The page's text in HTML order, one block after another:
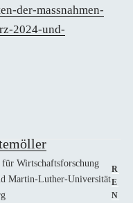
der-massnahmen-
2024-und-
Wirtschaftsforschung
Martin-Luther-Universität
R
E
N